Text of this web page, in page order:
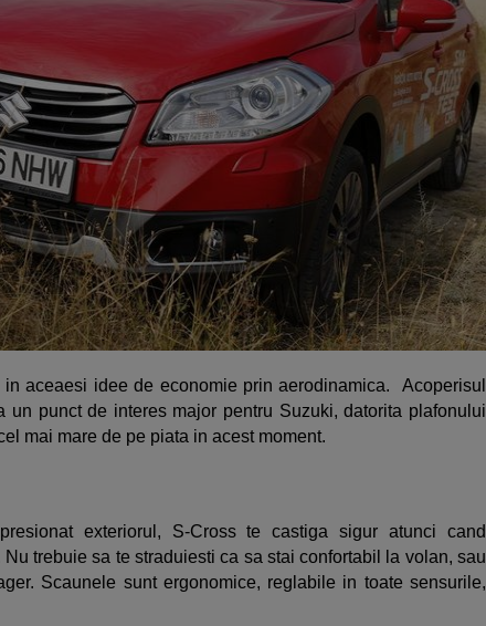
in aceaesi idee de economie prin aerodinamica. Acoperisul
un punct de interes major pentru Suzuki, datorita plafonului
mai mare de pe piata in acest moment.
exteriorul, S-Cross te castiga sigur atunci cand
Nu trebuie sa te straduiesti ca sa stai confortabil la volan, sau
Scaunele sunt ergonomice, reglabile in toate sensurile,